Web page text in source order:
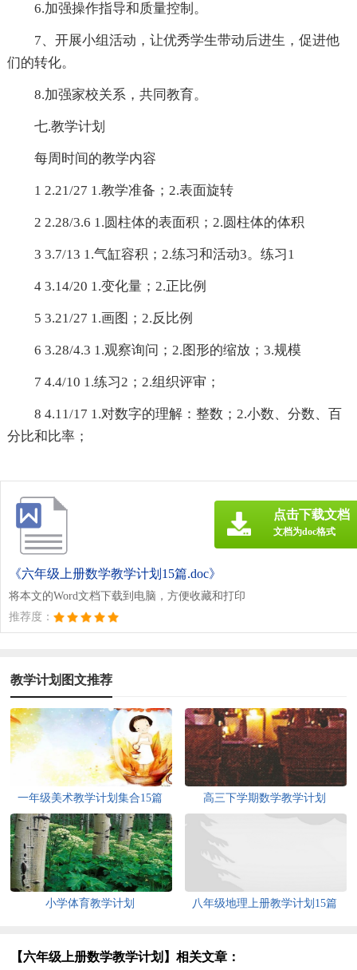
6.加强操作指导和质量控制。
7、开展小组活动，让优秀学生带动后进生，促进他
们的转化。
8.加强家校关系，共同教育。
七.教学计划
每周时间的教学内容
1 2.21/27 1.教学准备；2.表面旋转
2 2.28/3.6 1.圆柱体的表面积；2.圆柱体的体积
3 3.7/13 1.气缸容积；2.练习和活动3。练习1
4 3.14/20 1.变化量；2.正比例
5 3.21/27 1.画图；2.反比例
6 3.28/4.3 1.观察询问；2.图形的缩放；3.规模
7 4.4/10 1.练习2；2.组织评审；
8 4.11/17 1.对数字的理解：整数；2.小数、分数、百
分比和比率；
《六年级上册数学教学计划15篇.doc》
将本文的Word文档下载到电脑，方便收藏和打印
推荐度：
点击下载文档
文档为doc格式
教学计划图文推荐
一年级美术教学计划集合15篇 高三下学期数学教学计划
小学体育教学计划 八年级地理上册教学计划15篇
【六年级上册数学教学计划】相关文章：